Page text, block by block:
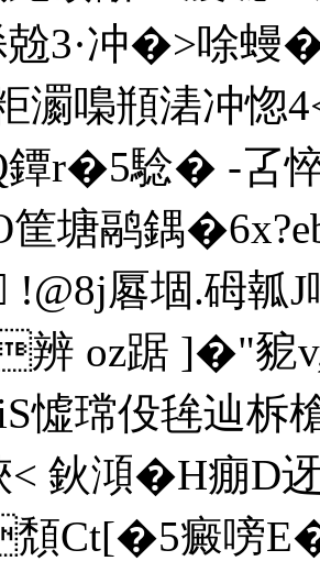
3·冲�>唋蟃
嘄頩湱冲
鐔r�5騐� -
塘鹝鍝
厬堌.砪
oz踞 ]�"豟
憈瑺伇毪
< 鈥澒�H痭
Ct[�5癜嗙